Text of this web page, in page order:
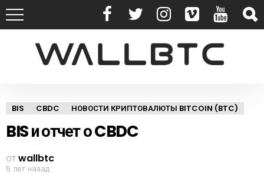
BIS CBDC НОВОСТИ КРИПТОВАЛЮТЫ BITCOIN (BTC)
BIS и отчет о CBDC
отwallbtc
5 лет назад